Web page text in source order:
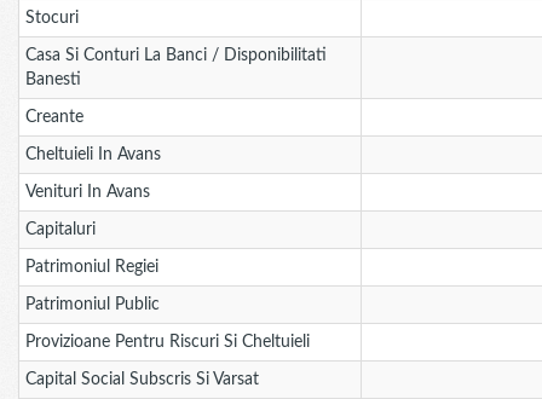
Stocuri
Casa Si Conturi La Banci / Disponibilitati
Banesti
Creante
Cheltuieli In Avans
Venituri In Avans
Capitaluri
Patrimoniul Regiei
Patrimoniul Public
Provizioane Pentru Riscuri Si Cheltuieli
Capital Social Subscris Si Varsat